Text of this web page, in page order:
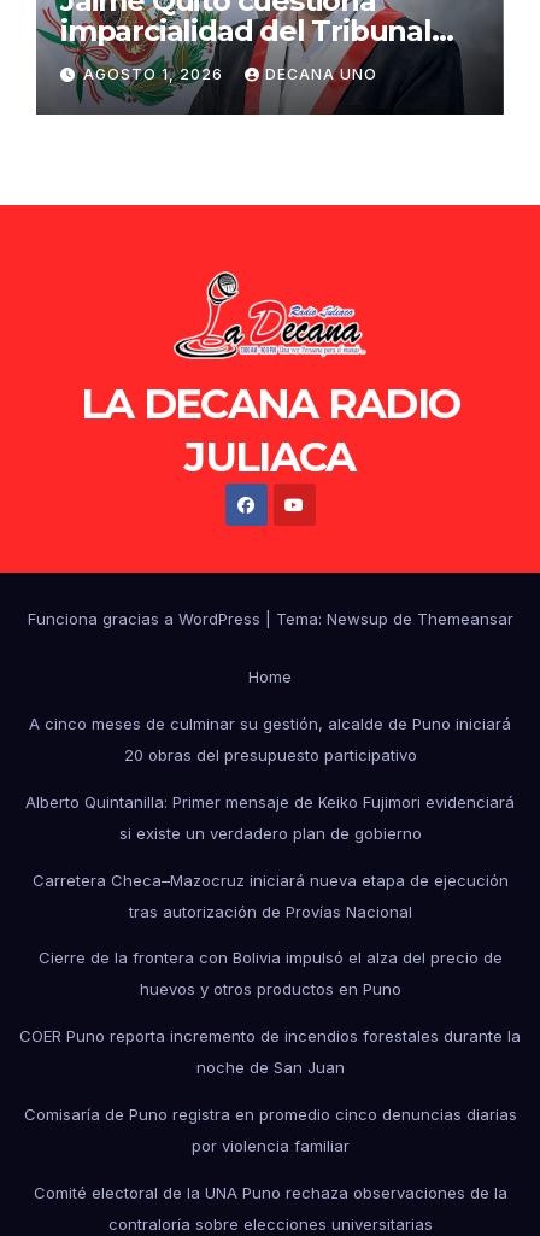
imparcialidad del Tribunal
Constitucional tras liberación
de Ollanta Humala
AGOSTO 1, 2026 DECANA UNO
LA DECANA RADIO
JULIACA
Funciona gracias a WordPress Tema: Newsup de Themeansar
Home
A cinco meses de culminar su gestión, alcalde de Puno iniciará
20 obras del presupuesto participativo
Alberto Quintanilla: Primer mensaje de Keiko Fujimori evidenciará
si existe un verdadero plan de gobierno
Carretera Checa–Mazocruz iniciará nueva etapa de ejecución
tras autorización de Provías Nacional
Cierre de la frontera con Bolivia impulsó el alza del precio de
huevos y otros productos en Puno
COER Puno reporta incremento de incendios forestales durante la
noche de San Juan
Comisaría de Puno registra en promedio cinco denuncias diarias
por violencia familiar
Comité electoral de la UNA Puno rechaza observaciones de la
contraloría sobre elecciones universitarias